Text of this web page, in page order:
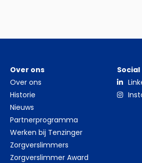
Over ons
Over ons
Historie
Nieuws
Partnerprogramma
Werken bij Tenzinger
Zorgverslimmers
Zorgverslimmer Award
Social